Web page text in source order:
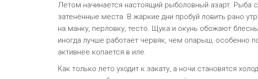
Летом начинается настоящий рыболовный азарт. Рыба
затенённые места. В жаркие дни пробуй ловить рано
на манку, перловку, тесто. Щука и окунь обожают
иногда лучше работает червяк, чем опарыш,
активнее копается в иле.
Как только лето уходит к закату, а ночи становятся